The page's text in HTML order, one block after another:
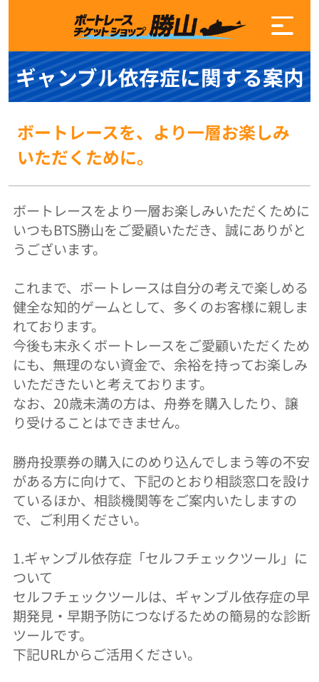
ギャンブル依存症に関する案内
ボートレースを、より一層お楽しみ
いただくために。
ボートレースをより一層お楽しみいただくために
いつもBTS勝山をご愛顧いただき、誠にありがと
うございます。
これまで、ボートレースは自分の考えで楽しめる
健全な知的ゲームとして、多くのお客様に親しま
れております。
今後も末永くボートレースをご愛顧いただくため
にも、無理のない資金で、余裕を持ってお楽しみ
いただきたいと考えております。
なお、20歳未満の方は、舟券を購入したり、譲
り受けることはできません。
勝舟投票券の購入にのめり込んでしまう等の不安
がある方に向けて、下記のとおり相談窓口を設け
ているほか、相談機関等をご案内いたしますの
で、ご利用ください。
1.ギャンブル依存症「セルフチェックツール」に
ついて
セルフチェックツールは、ギャンブル依存症の早
期発見・早期予防につなげるための簡易的な診断
ツールです。
下記URLからご活用ください。